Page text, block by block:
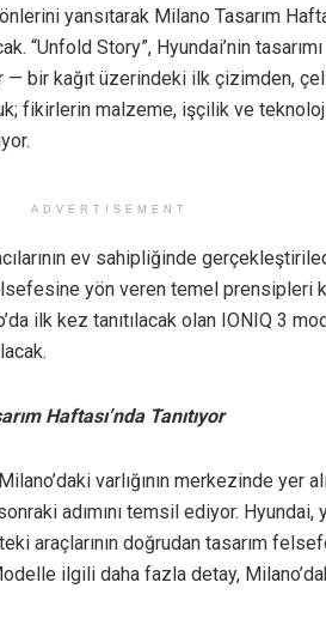
yansıtarak Milano Tasarım
“Unfold Story”, Hyundai’nin
bir kağıt üzerindeki ilk çizimden,
fikirlerin malzeme, işçilik ve
ADVERTISEMENT
ev sahipliğinde
yön veren temel prensipleri
ilk kez tanıtılacak olan IONIQ 3
Haftası’nda Tanıtıyor
varlığının merkezinde yer
adımını temsil ediyor. Hyundai,
araçlarının doğrudan tasarım
ilgili daha fazla detay,